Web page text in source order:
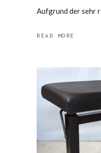
Aufgrund der sehr
READ MORE